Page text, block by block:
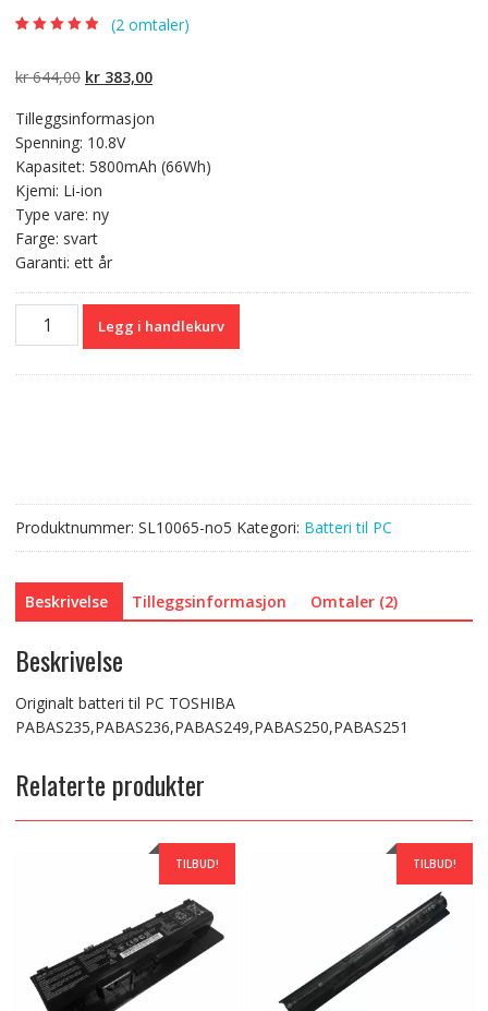
på
kundevurdering
(2omtaler)
kr644,00 Opprinnelig
var:
kr 644,00.
kr383,00Nåværende
er:
Tilleggsinformasjon
Spenning: 10.8V
Kapasitet: 5800mAh (66Wh)
Kjemi: Li-ion
Type vare: ny
Farge: svart
Garanti: ett år
Originalt
batteri
Legg i handlekurv
Produktnummer: SL10065-no5 Kategori: Batteri til PC
Beskrivelse Tilleggsinformasjon Omtaler (2)
Beskrivelse
Originalt batteri til PC TOSHIBA
PABAS235,PABAS236,PABAS249,PABAS250,PABAS251
Relaterte produkter
TILBUD! TILBUD!